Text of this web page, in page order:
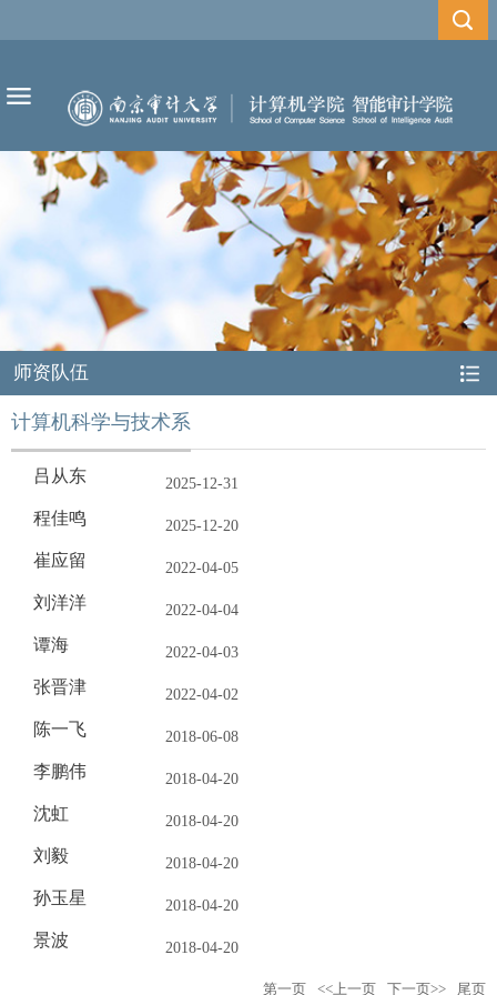
师资队伍
计算机科学与技术系
吕从东 2025-12-31
程佳鸣 2025-12-20
崔应留 2022-04-05
刘洋洋 2022-04-04
谭海 2022-04-03
张晋津 2022-04-02
陈一飞 2018-06-08
李鹏伟 2018-04-20
沈虹 2018-04-20
刘毅 2018-04-20
孙玉星 2018-04-20
景波 2018-04-20
第一页 <<上一页 下一页>> 尾页